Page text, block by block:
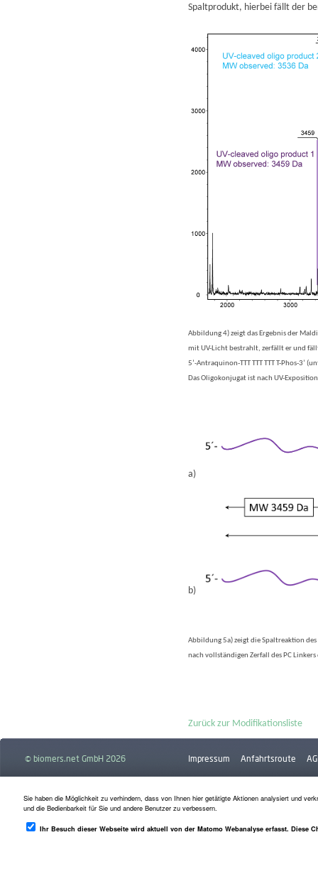
Spaltprodukt, hierbei fällt der
Abbildung 4) zeigt das Ergebnis der
mit UV-Licht bestrahlt, zerfällt er und
5’-Antraquinon-TTT TTT TTT T-Phos-3’
Das Oligokonjugat ist nach UV-
a)
b)
Abbildung 5a) zeigt die Spaltreaktion
nach vollständigen Zerfall des PC Linkers
Zurück zur Modifikationsliste
© biomers.net GmbH 2026 Impressum Anfahrtsroute